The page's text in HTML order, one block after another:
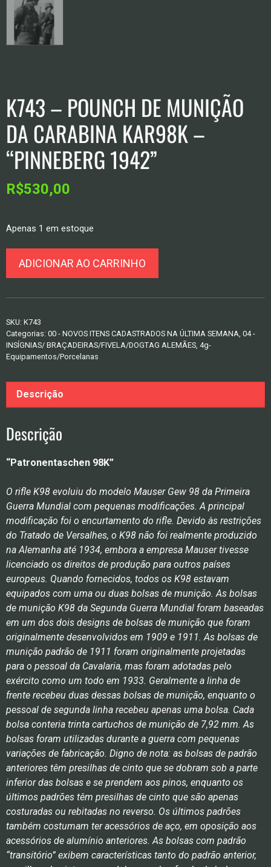
K743 – POUNCH DE MUNIÇÃO
DA CARABINA KAR98K –
“PINNEBERG 1942”
R$530,00
Apenas 1 em estoque
de
da
Carabina
Kar98k
“Pinneberg
1942”
ADICIONAR AO CARRINHO
SKU: K743
Categorias: 00 - NOVOS ITENS CADASTRADOS NA ÚLTIMA SEMANA 04 -
INSÍGNIAS/ BRAÇADEIRAS/FIVELA/DOGTAG ALEMÃES 4g-
Equipamentos/Porcelanas
Descrição
Descrição
“Patronentaschen 98K”
O rifle K98 evoluiu do modelo Mauser Gew 98 da Primeira
Guerra Mundial com pequenas modificações. A principal
modificação foi o encurtamento do rifle. Devido às restrições
do Tratado de Versalhes, o K98 não foi realmente produzido
na Alemanha até 1934, embora a empresa Mauser tivesse
licenciado os direitos de produção para outros países
europeus. Quando fornecidos, todos os K98 estavam
equipados com uma ou duas bolsas de munição. As bolsas
de munição K98 da Segunda Guerra Mundial foram baseadas
em um dos dois designs de bolsas de munição que foram
originalmente desenvolvidos em 1909 e 1911. As bolsas de
munição padrão de 1911 foram originalmente projetadas
para o pessoal da Cavalaria, mas foram adotadas pelo
exército como um todo em 1933. Geralmente a linha de
frente recebeu duas dessas bolsas de munição, enquanto o
pessoal de segunda linha recebeu apenas uma bolsa. Cada
bolsa conteria trinta cartuchos de munição de 7,92 mm. As
bolsas foram utilizadas durante a guerra com pequenas
variações de fabricação. Digno de nota: as bolsas de padrão
anteriores têm presilhas de cinto que se dobram sob a parte
inferior das bolsas e se prendem aos pinos, enquanto os
últimos padrões têm presilhas de cinto que são apenas
costuradas ou rebitadas no reverso. Os últimos padrões
também costumam ter acessórios de aço, em oposição aos
acessórios de alumínio anteriores. As bolsas com padrão
“transitório” exibem características tanto do padrão anterior,